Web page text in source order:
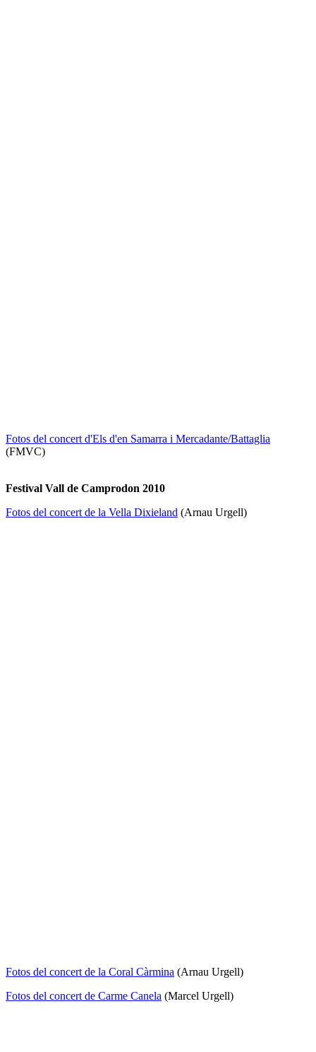
Fotos del concert d'Els d'en Samarra i Mercadante/Battaglia
(FMVC)
Festival Vall de Camprodon 2010
Fotos del concert de la Vella Dixieland (Arnau Urgell)
Fotos del concert de la Coral Càrmina (Arnau Urgell)
Fotos del concert de Carme Canela (Marcel Urgell)